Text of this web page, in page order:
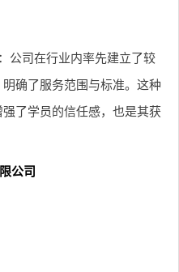
公司在行业内率先建立了较
确了服务范围与标准。这种
了学员的信任感，也是其获
公司